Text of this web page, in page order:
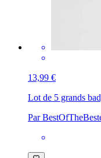
13,99 €
Lot de 5 grands
Par